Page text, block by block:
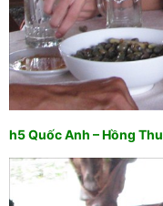
h5 Quốc Anh – Hồng Thu